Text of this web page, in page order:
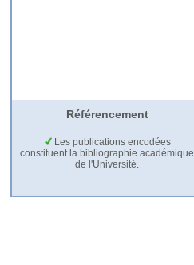
Référencement
Les publications encodées
constituent la bibliographie académique
de l'Université.